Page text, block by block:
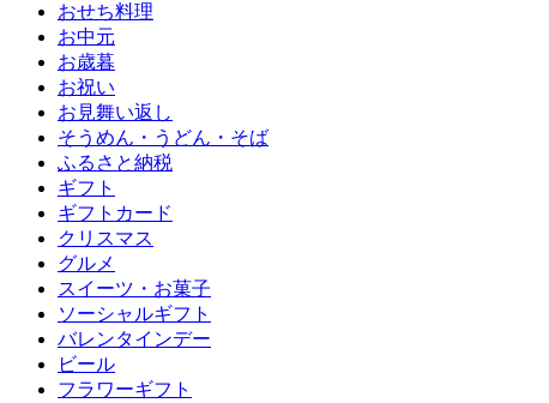
おせち料理
お中元
お歳暮
お祝い
お見舞い返し
そうめん・うどん・そば
ふるさと納税
ギフト
ギフトカード
クリスマス
グルメ
スイーツ・お菓子
ソーシャルギフト
バレンタインデー
ビール
フラワーギフト